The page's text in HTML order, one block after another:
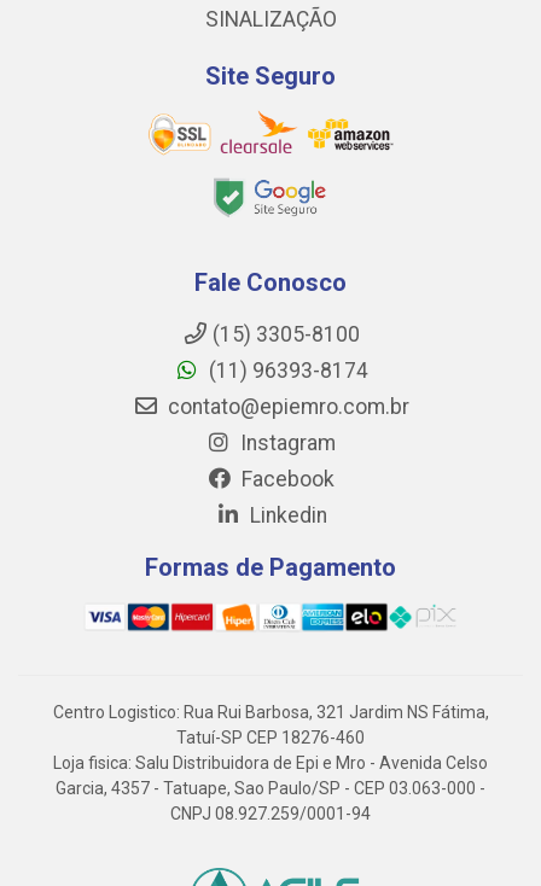
SINALIZAÇÃO
Site Seguro
Fale Conosco
(15) 3305-8100
(11) 96393-8174
contato@epiemro.com.br
Instagram
Facebook
Linkedin
Formas de Pagamento
Centro Logistico: Rua Rui Barbosa, 321 Jardim NS Fátima,
Tatuí-SP CEP 18276-460
Loja fisica: Salu Distribuidora de Epi e Mro - Avenida Celso
Garcia, 4357 - Tatuape, Sao Paulo/SP - CEP 03.063-000 -
CNPJ 08.927.259/0001-94